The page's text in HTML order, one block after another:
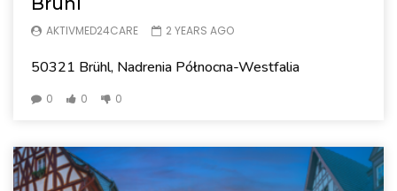
AKTIVMED24CARE 2 YEARS AGO
50321 Brühl, Nadrenia Północna-Westfalia
0 0 0